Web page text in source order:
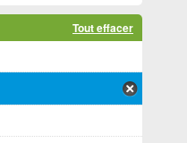
Tout effacer